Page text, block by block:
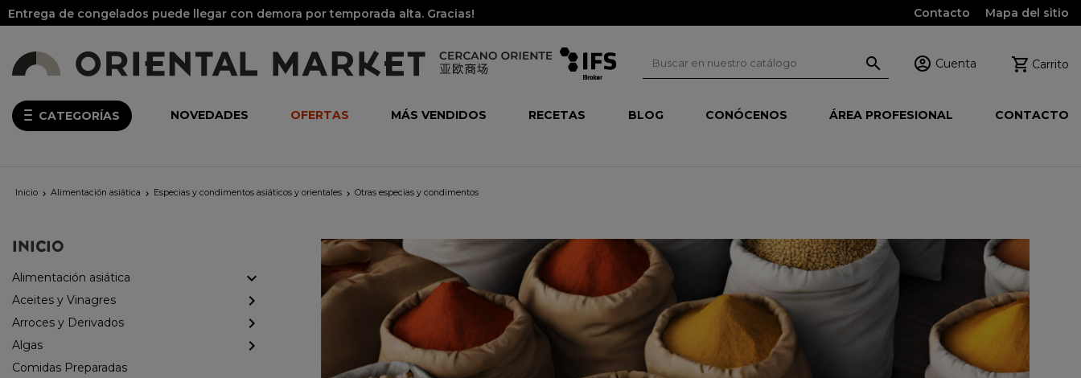
Entrega de congelados puede llegar con demora por temporada alta. Gracias! Contacto Mapa del sitio
  Cuenta  Carrito
CATEGORÍAS NOVEDADES OFERTAS MÁS VENDIDOS RECETAS BLOG CONÓCENOS ÁREA PROFESIONAL CONTACTO
Inicio  Alimentación asiática  Especias y condimentos asiáticos y orientales  Otras especias y condimentos
INICIO
Alimentación asiática
Aceites y Vinagres
Arroces y Derivados
Algas
Comidas Preparadas